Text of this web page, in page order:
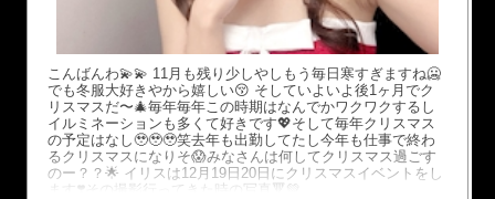
こんばんわ💫💫 11月も残り少しやしもう毎日寒すぎますね🥶
でも冬服大好きやから嬉しい😚 そしていよいよ後1ヶ月でク
リスマスだ〜🎄毎年毎年この時期はなんでかワクワクするし
イルミネーションも多くて好きです💖そして毎年クリスマス
の予定はなし🥹🥹🥹笑去年も出勤してたし今年も仕事で終わ
るクリスマスになりそ😱みなさんは何してクリスマス過ごす
のー？？🌟 イリスは12月19日20日にクリスマスイベントをし
ます❣️その撮影行ってきた時の写真🔻💚